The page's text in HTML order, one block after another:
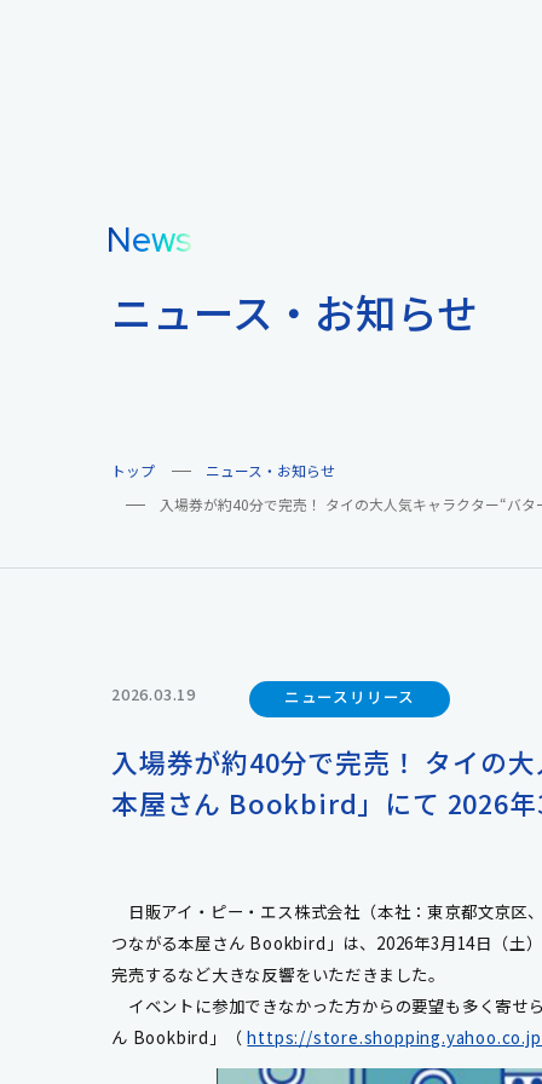
News
ニュース・お知らせ
トップ
ニュース・お知らせ
入場券が約40分で完売！ タイの大人気キャラクター“バ
2026.03.19 ニュースリリース
入場券が約40分で完売！ タイの
本屋さん Bookbird」にて 2026
日販アイ・ピー・エス株式会社（本社：東京都文京区
つながる本屋さん Bookbird」は、2026年3月14日（土
完売するなど大きな反響をいただきました。
イベントに参加できなかった方からの要望も多く寄せ
ん Bookbird」（https://